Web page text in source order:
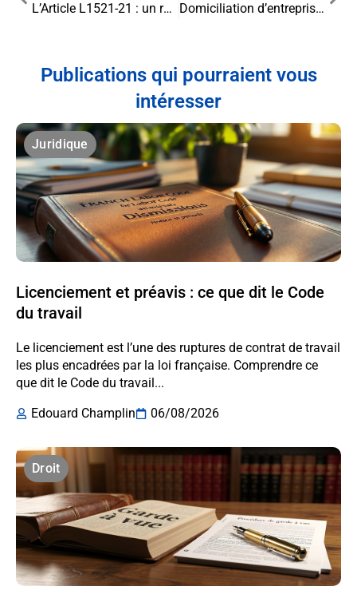
L’Article L1521-21 : un rempart essentiel pour la protection des droits des mineurs victimes
Domiciliation d’entreprise : un choix stratégique pour les entrepreneurs
Publications qui pourraient vous
intéresser
Juridique
Licenciement et préavis : ce que dit le Code
du travail
Le licenciement est l’une des ruptures de contrat de travail
les plus encadrées par la loi française. Comprendre ce
que dit le Code du travail...
Edouard Champlin
06/08/2026
Droit